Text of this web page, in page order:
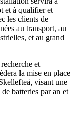
et à qualifier et
les clients de
au transport, au
et au grand
et
la mise en place
visant une
batteries par an et